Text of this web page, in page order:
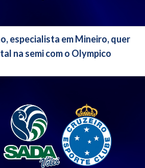
especialista em Mineiro, quer
na semi com o Olympico